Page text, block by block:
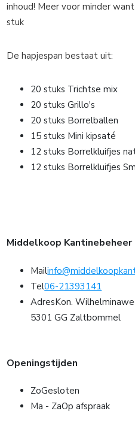
inhoud! Meer voor minder
stuk
De hapjespan bestaat uit:
20 stuks Trichtse mix
20 stuks Grillo's
20 stuks Borrelballen
15 stuks Mini kipsaté
12 stuks Borrelkluifjes
12 stuks Borrelkluifjes
Middelkoop Kantinebeheer
Mail
Tel06-21393141
AdresKon.
5301 GG Zaltbommel
Openingstijden
ZoGesloten
Ma - ZaOp afspraak